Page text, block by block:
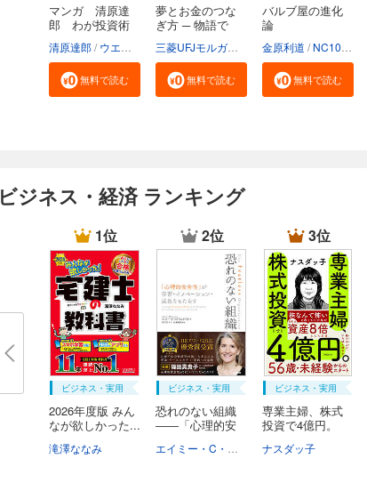
マンガ 清原達
郎 わが投資術
清原達郎 ウエノ 河野慶
無料で読む
夢とお金のつな
ぎ方 ─ 物語で
無料で読む
バルブ屋の進化
論
金原利道 NC10Team
無料で読む
ビジネス・経済 ランキング
1位
ビジネス・実用
2026年度版 みん
なが欲しかった...
滝澤ななみ
2位
ビジネス・実用
恐れのない組織
――「心理的安
野津智子
3位
ビジネス・実用
専業主婦、株式
投資で4億円。
ナスダッ子